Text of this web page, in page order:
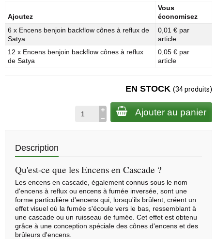
Ajoutez
Vous
économisez
6 x Encens benjoin backflow cônes à reflux de
Satya
0,01 € par
article
12 x Encens benjoin backflow cônes à reflux
de Satya
0,05 € par
article
EN STOCK (34 produits)
Ajouter au panier
Description
Qu'est-ce que les Encens en Cascade ?
Les encens en cascade, également connus sous le nom
d'encens à reflux ou encens à fumée inversée, sont une
forme particulière d'encens qui, lorsqu'ils brûlent, créent un
effet visuel où la fumée s'écoule vers le bas, ressemblant à
une cascade ou un ruisseau de fumée. Cet effet est obtenu
grâce à une conception spéciale des cônes d'encens et des
brûleurs d'encens.